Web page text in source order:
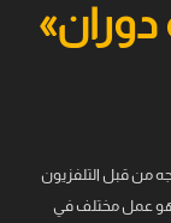
من قبل التلفزيون
وهو عمل مختلف في